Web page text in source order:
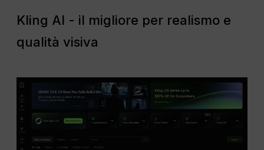
Kling AI - il migliore per realismo e
qualità visiva